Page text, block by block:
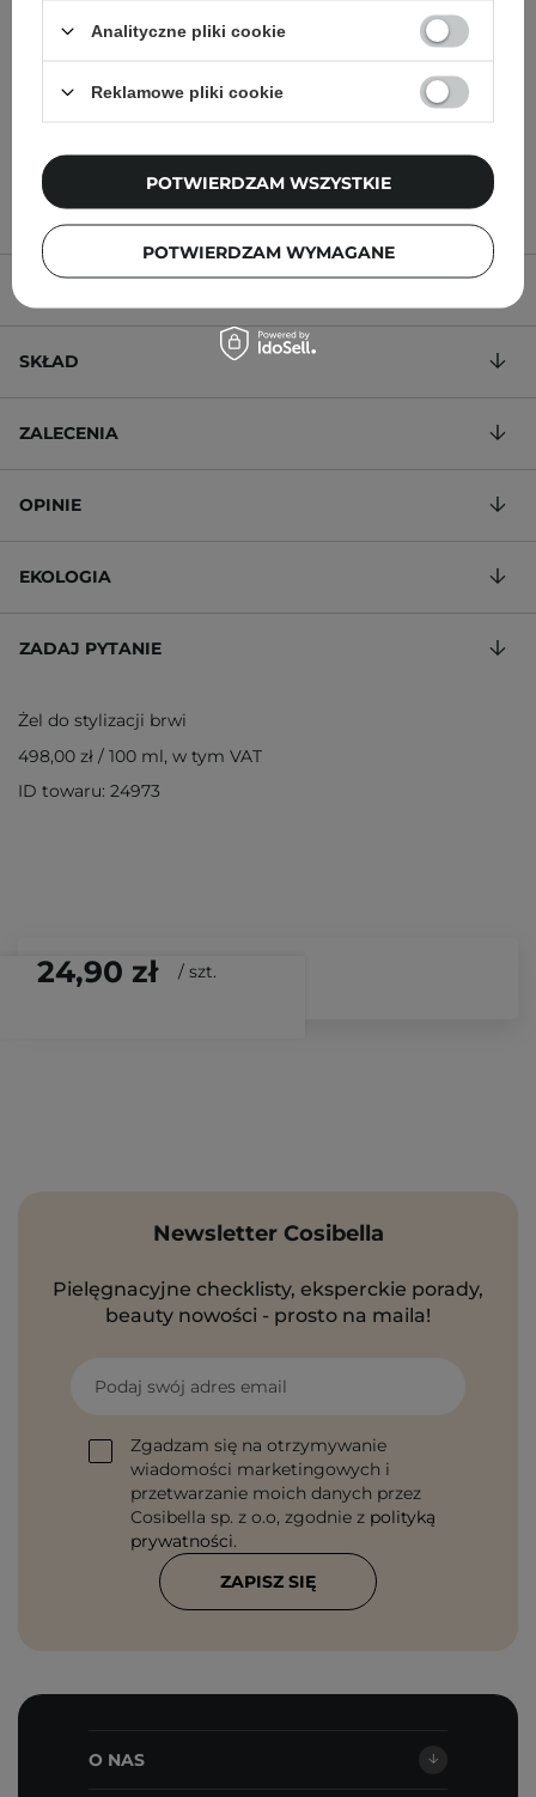
24,90 zł / szt.
Witaminą C - 30ml
86,00 zł
73,10 zł
oraz Witaminą C - 120ml
224,00 zł
190,40 zł
SKŁAD
ZALECENIA
OPINIE
EKOLOGIA
ZADAJ PYTANIE
Żel do stylizacji brwi
498,00 zł / 100 ml, w tym VAT
ID towaru: 24973
Newsletter Cosibella
Pielęgnacyjne checklisty, eksperckie porady,
beauty nowości - prosto na maila!
Podaj swój adres email
Zgadzam się na otrzymywanie
wiadomości marketingowych i
przetwarzanie moich danych przez
Cosibella sp. z o.o, zgodnie z polityką
prywatności.
ZAPISZ SIĘ
O NAS
Analityczne pliki cookie
Reklamowe pliki cookie
POTWIERDZAM WYMAGANE
POTWIERDZAM WSZYSTKIE